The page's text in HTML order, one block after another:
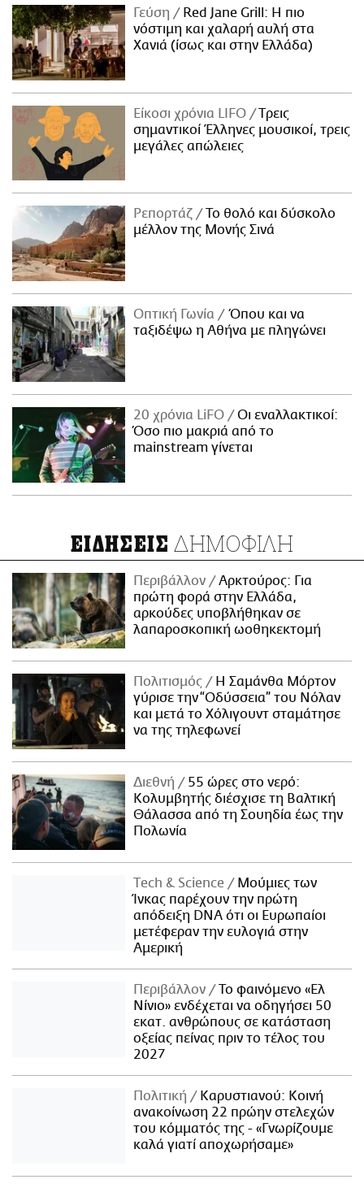
Γεύση
Red Jane Grill: Η πιο
νόστιμη και χαλαρή αυλή στα
Χανιά (ίσως και στην Ελλάδα)
Είκοσι χρόνια LIFO
Tρεις
σημαντικοί Έλληνες μουσικοί, τρεις
μεγάλες απώλειες
Ρεπορτάζ
Το θολό και δύσκολο
μέλλον της Μονής Σινά
Οπτική Γωνία
Όπου και να
ταξιδέψω η Αθήνα με πληγώνει
20 χρόνια LiFO
Οι εναλλακτικοί:
Όσο πιο μακριά από το
mainstream γίνεται
ΕΙΔΗΣΕΙΣ ΔΗΜΟΦΙΛΗ
Περιβάλλον
Αρκτούρος: Για
πρώτη φορά στην Ελλάδα,
αρκούδες υποβλήθηκαν σε
λαπαροσκοπική ωοθηκεκτομή
Πολιτισμός
Η Σαμάνθα Μόρτον
γύρισε την “Οδύσσεια” του Νόλαν
και μετά το Χόλιγουντ σταμάτησε
να της τηλεφωνεί
Διεθνή
55 ώρες στο νερό:
Κολυμβητής διέσχισε τη Βαλτική
Θάλασσα από τη Σουηδία έως την
Πολωνία
Τech & Science
Μούμιες των
Ίνκας παρέχουν την πρώτη
απόδειξη DNA ότι οι Ευρωπαίοι
μετέφεραν την ευλογιά στην
Αμερική
Περιβάλλον
Το φαινόμενο «Ελ
Νίνιο» ενδέχεται να οδηγήσει 50
εκατ. ανθρώπους σε κατάσταση
οξείας πείνας πριν το τέλος του
2027
Πολιτική
Καρυστιανού: Κοινή
ανακοίνωση 22 πρώην στελεχών
του κόμματός της - «Γνωρίζουμε
καλά γιατί αποχωρήσαμε»